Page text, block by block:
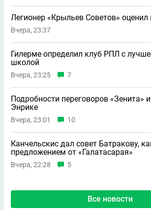
Легионер «Крыльев Советов» оценил
Вчера, 23:37
Гилерме определил клуб РПЛ с
школой
Вчера, 23:25 7
Подробности переговоров «Зенита»
Энрике
Вчера, 23:01 10
Канчельскис дал совет Батракову,
предложением от «Галатасарая»
Вчера, 22:28 5
Все новости